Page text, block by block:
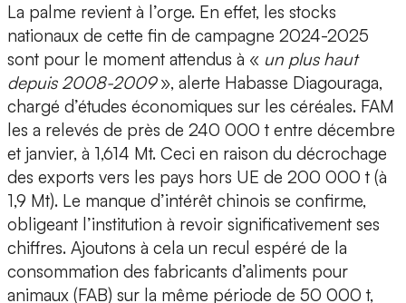
La palme revient à l’orge. En effet, les stocks
nationaux de cette fin de campagne 2024-2025
sont pour le moment attendus à « un plus haut
depuis 2008-2009», alerte Habasse Diagouraga,
chargé d’études économiques sur les céréales. FAM
les a relevés de près de 240 000 t entre décembre
et janvier, à 1,614 Mt. Ceci en raison du décrochage
des exports vers les pays hors UE de 200 000 t (à
1,9 Mt). Le manque d’intérêt chinois se confirme,
obligeant l’institution à revoir significativement ses
chiffres. Ajoutons à cela un recul espéré de la
consommation des fabricants d’aliments pour
animaux (FAB) sur la même période de 50 000 t,